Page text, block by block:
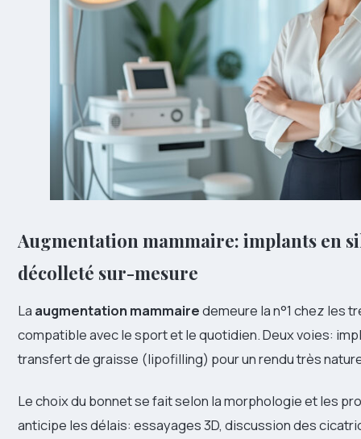
Augmentation mammaire: implants en
décolleté sur-mesure
La augmentation mammairedemeure la n°1 chez les
compatible avec le sport et le quotidien. Deux voies:
transfert de graisse (lipofilling) pour un rendu très
Le choix du bonnet se fait selon la morphologie et les
anticipe les délais: essayages 3D, discussion des